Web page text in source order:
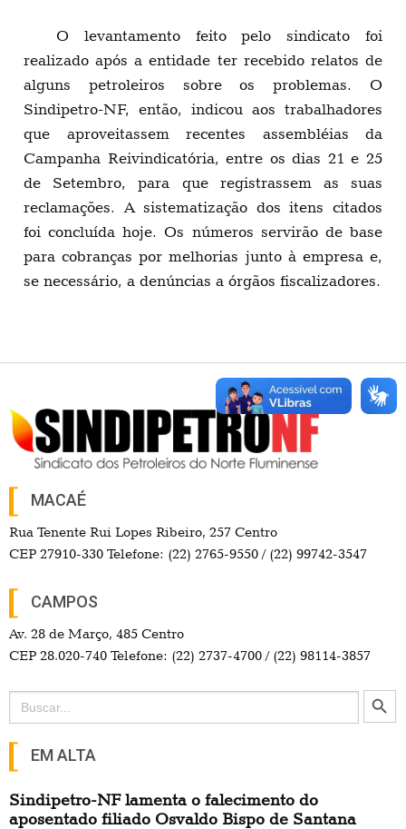
O levantamento feito pelo sindicato foi
realizado após a entidade ter recebido relatos de
alguns petroleiros sobre os problemas. O
Sindipetro-NF, então, indicou aos trabalhadores
que aproveitassem recentes assembléias da
Campanha Reivindicatória, entre os dias 21 e 25
de Setembro, para que registrassem as suas
reclamações. A sistematização dos itens citados
foi concluída hoje. Os números servirão de base
para cobranças por melhorias junto à empresa e,
se necessário, a denúncias a órgãos fiscalizadores.
MACAÉ
Rua Tenente Rui Lopes Ribeiro, 257 Centro
CEP 27910-330 Telefone: (22) 2765-9550 / (22) 99742-3547
CAMPOS
Av. 28 de Março, 485 Centro
CEP 28.020-740 Telefone: (22) 2737-4700 / (22) 98114-3857
Search
for:
Search Button
EM ALTA
Sindipetro-NF lamenta o falecimento do
aposentado filiado Osvaldo Bispo de Santana